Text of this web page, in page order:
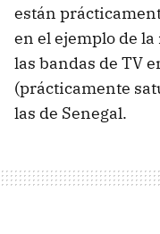
están
en el ejemplo de
las bandas de TV
(prácticamente
las de Senegal.